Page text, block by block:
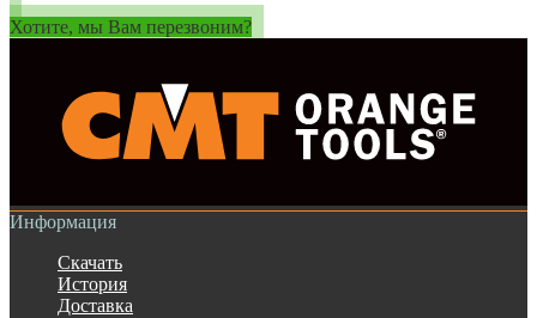
Хотите, мы Вам перезвоним?
Информация
Скачать
История
Доставка